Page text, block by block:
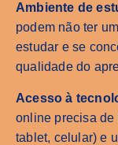
Ambiente de
podem não ter
estudar e se
qualidade do
Acesso à
online precisa de
tablet, celular) e